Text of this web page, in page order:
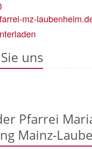
mz-
uns
Pfarrei
Mainz-